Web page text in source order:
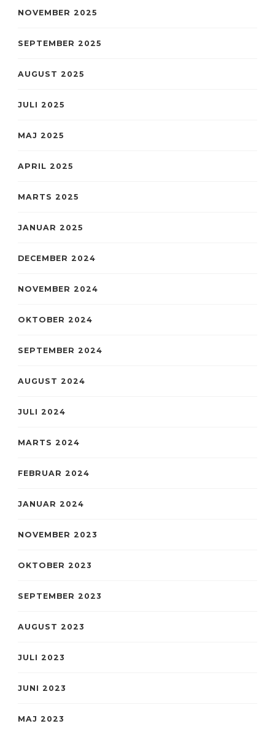
NOVEMBER 2025
SEPTEMBER 2025
AUGUST 2025
JULI 2025
MAJ 2025
APRIL 2025
MARTS 2025
JANUAR 2025
DECEMBER 2024
NOVEMBER 2024
OKTOBER 2024
SEPTEMBER 2024
AUGUST 2024
JULI 2024
MARTS 2024
FEBRUAR 2024
JANUAR 2024
NOVEMBER 2023
OKTOBER 2023
SEPTEMBER 2023
AUGUST 2023
JULI 2023
JUNI 2023
MAJ 2023